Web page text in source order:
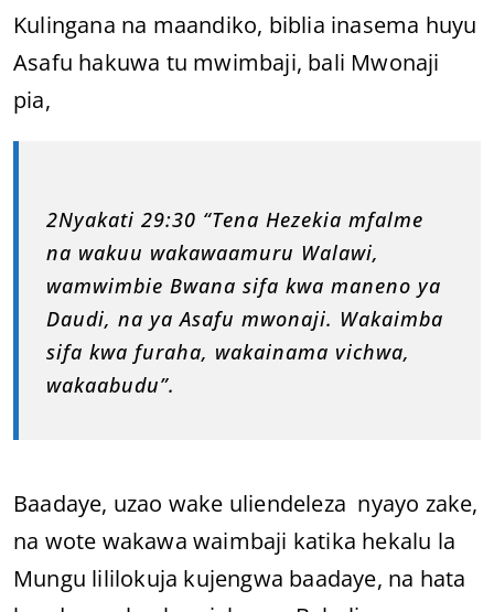
Kulingana na maandiko, biblia inasema huyu
Asafu hakuwa tu mwimbaji, bali Mwonaji
pia,
2Nyakati 29:30 “Tena Hezekia mfalme
na wakuu wakawaamuru Walawi,
wamwimbie Bwana sifa kwa maneno ya
Daudi, na ya Asafu mwonaji. Wakaimba
sifa kwa furaha, wakainama vichwa,
wakaabudu”.
Baadaye, uzao wake uliendeleza nyayo zake,
na wote wakawa waimbaji katika hekalu la
Mungu lililokuja kujengwa baadaye, na hata